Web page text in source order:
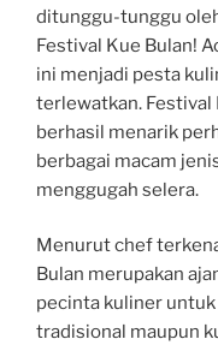
ditunggu-tunggu
Festival Kue Bulan!
ini menjadi pesta
terlewatkan. Festival
berhasil menarik
berbagai macam
menggugah selera.
Menurut chef
Bulan merupakan
pecinta kuliner
tradisional maupun